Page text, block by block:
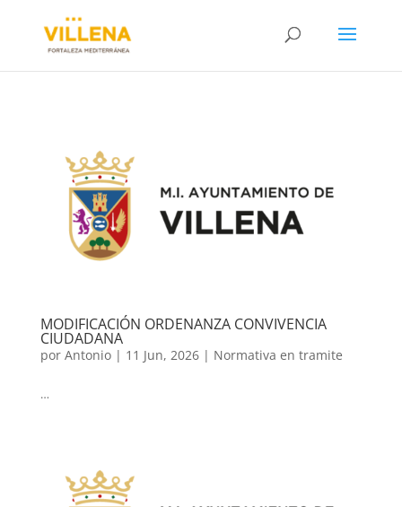
MODIFICACIÓN ORDENANZA CONVIVENCIA
CIUDADANA
por Antonio| 11 Jun, 2026| Normativa en tramite
…